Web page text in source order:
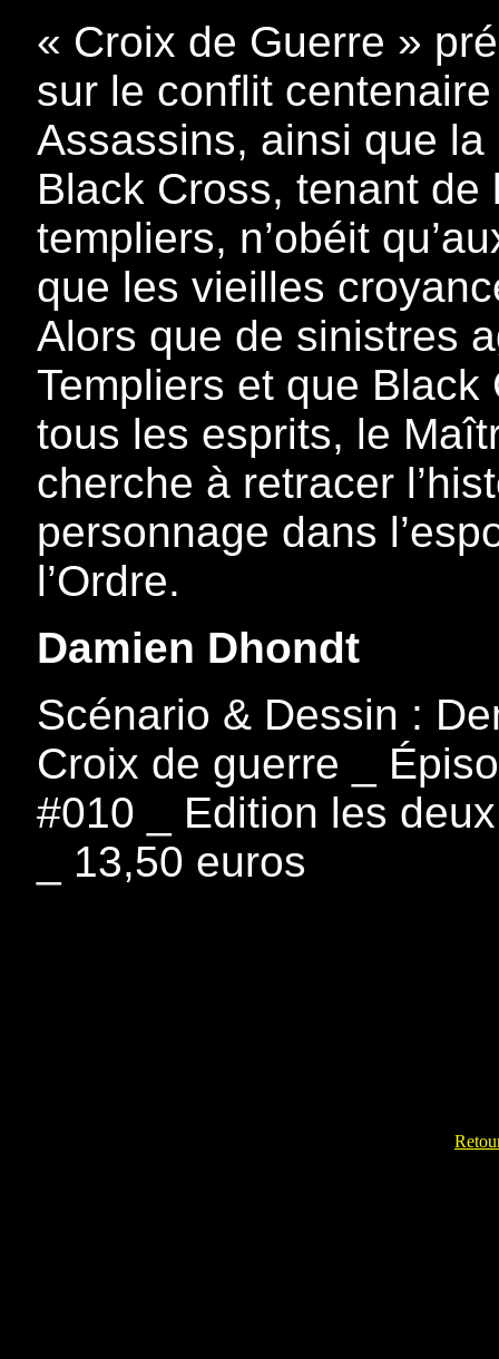
« Croix de Guerre »
sur le conflit
Assassins, ainsi que
Black Cross, tenant
templiers, n’obéit
que les vieilles
Alors que de sinistres
Templiers et que
tous les esprits, le
cherche à retracer
personnage dans
l’Ordre.
Damien Dhondt
Scénario & Dessin :
Croix de guerre _
#010 _ Edition les
_ 13,50 euros